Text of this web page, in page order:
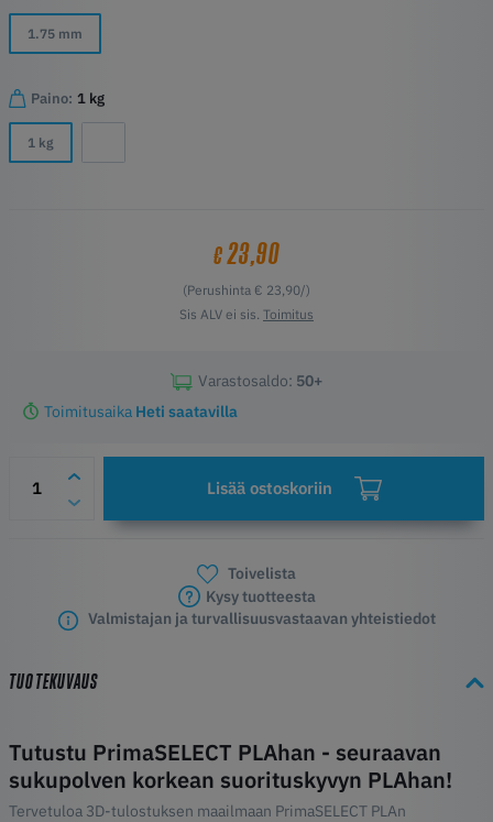
1.75 mm
Paino: 1 kg
1 kg
€23,90
(Perushinta € 23,90/)
Sis ALV ei sis. Toimitus
Varastosaldo: 50+
Toimitusaika Heti saatavilla
Lisää ostoskoriin
Toivelista
Kysy tuotteesta
Valmistajan ja turvallisuusvastaavan yhteistiedot
TUOTEKUVAUS
Tutustu PrimaSELECT PLAhan - seuraavan
sukupolven korkean suorituskyvyn PLAhan!
Tervetuloa 3D-tulostuksen maailmaan PrimaSELECT PLAn